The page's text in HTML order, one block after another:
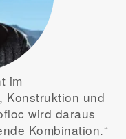
im
Konstruktion und
wird daraus
Kombination.“